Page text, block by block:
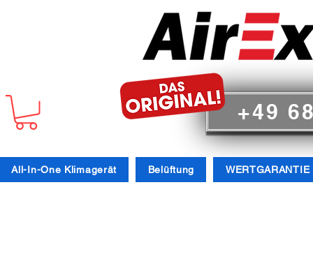
+49
All-In-One Klimagerät Belüftung WERTGARANTIE